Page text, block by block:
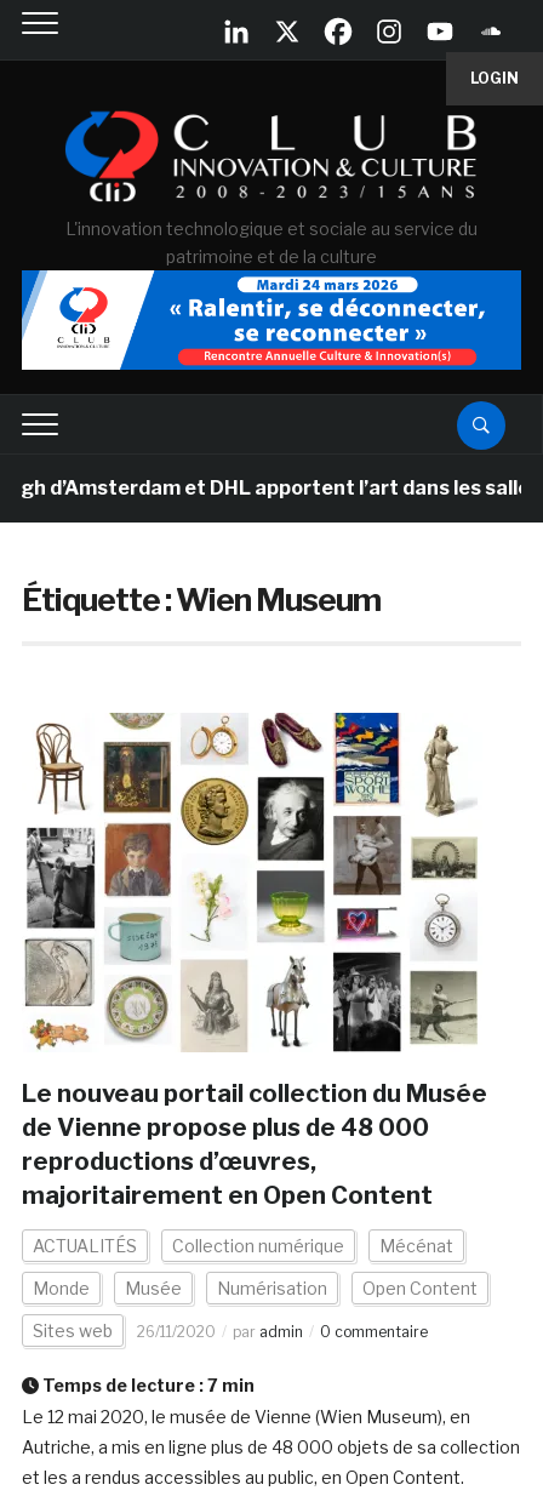
LOGIN
L'innovation technologique et sociale au service du
patrimoine et de la culture
d’Amsterdam et DHL apportent l’art dans les salles de
Étiquette :Wien Museum
Le nouveau portail collection du Musée
de Vienne propose plus de 48 000
reproductions d’œuvres,
majoritairement en Open Content
ACTUALITÉS Collection numérique Mécénat
Monde Musée Numérisation Open Content
Sites web 26/11/2020 par admin 0 commentaire
Temps de lecture :7 min
Le 12 mai 2020, le musée de Vienne (Wien Museum), en
Autriche, a mis en ligne plus de 48 000 objets de sa collection
et les a rendus accessibles au public, en Open Content.